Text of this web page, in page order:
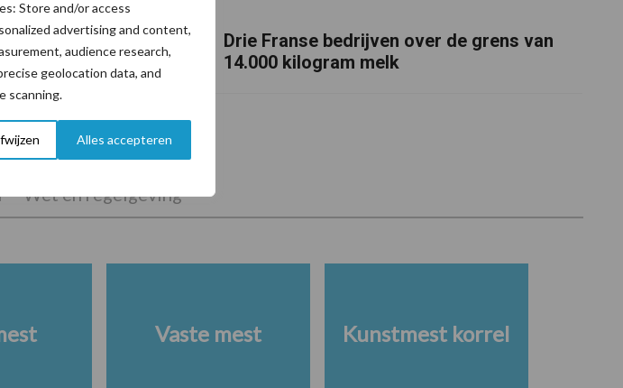
Store and/or access
advertising and content,
audience research,
geolocation data, and
scanning.
Alles accepteren
is in Polen groter
Drie Franse bedrijven over de grens van
14.000 kilogram melk
Wet en regelgeving
Vaste mest Kunstmest korrel